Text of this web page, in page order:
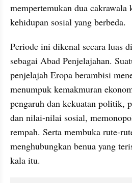
mempertemukan dua cakrawala
kehidupan sosial yang berbeda.
Periode ini dikenal secara luas
sebagai Abad Penjelajahan.
penjelajah Eropa berambisi
menumpuk kemakmuran
pengaruh dan kekuatan politik,
dan nilai-nilai sosial,
rempah. Serta membuka rute-
menghubungkan benua yang
kala itu.